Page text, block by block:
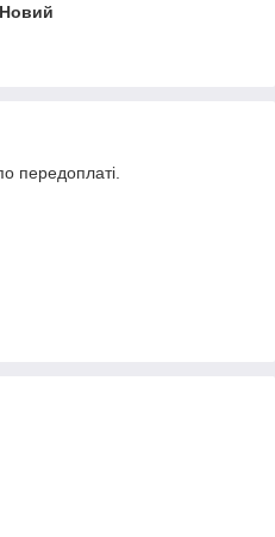
Новий
передоплаті.